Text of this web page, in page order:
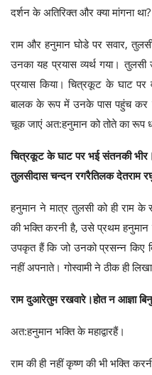
दर्शन के अतिरिक्त और क्या मांगना
राम और हनुमान घोडे पर सवार,
उनका यह प्रयास व्यर्थ गया। तुलसी
प्रयास किया। चित्रकूट के घाट
बालक के रूप में उनके पास पहुंच कर
चूक जाएं अत:हनुमान को तोते का रूप
चित्रकूट के घाट पर भई संतनकी
तुलसीदास चन्दन रगरैतिलक देतराम
हनुमान ने मात्र तुलसी को ही राम के
की भक्ति करनी है, उसे प्रथम हनुमान
उपकृत हैं कि जो उनको प्रसन्न किए
नहीं अपनाते। गोस्वामी ने ठीक ही
राम दुआरेतुम रखवारे।होत न आज्ञा
अत:हनुमान भक्ति के महाद्वारहैं।
राम की ही नहीं कृष्ण की भी भक्ति